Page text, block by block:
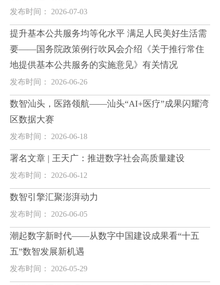
发布时间： 2026-07-03
提升基本公共服务均等化水平 满足人民美好生活需
要——国务院政策例行吹风会介绍《关于推行常住
地提供基本公共服务的实施意见》有关情况
发布时间： 2026-06-26
数智汕头，医路领航——汕头“AI+医疗”成果闪耀湾
区数据大赛
发布时间： 2026-06-18
署名文章 | 王天广：推进数字社会高质量建设
发布时间： 2026-06-12
数智引擎汇聚澎湃动力
发布时间： 2026-06-05
潮起数字新时代——从数字中国建设成果看“十五
五”数智发展新机遇
发布时间： 2026-05-29